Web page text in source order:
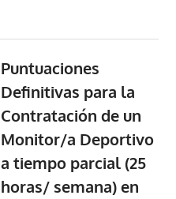
Puntuaciones
Definitivas para la
Contratación de un
Monitor/a Deportivo
a tiempo parcial (25
horas/ semana) en